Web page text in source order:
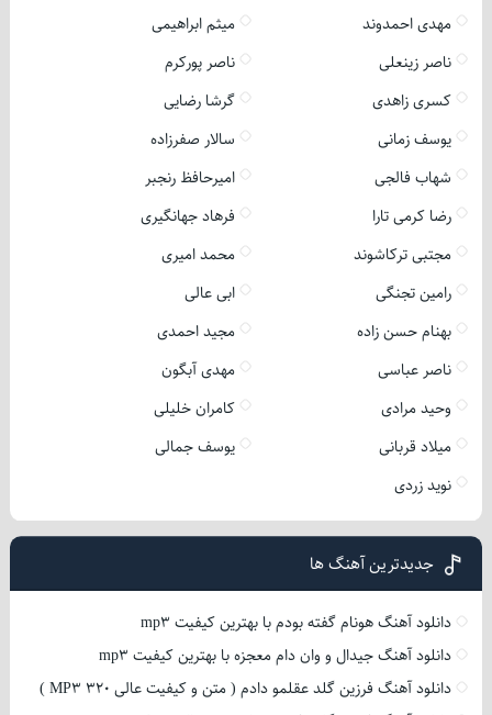
مهدی احمدوند
میثم ابراهیمی
ناصر زینعلی
ناصر پورکرم
کسری زاهدی
گرشا رضایی
یوسف زمانی
سالار صفرزاده
شهاب فالجی
امیرحافظ رنجبر
رضا کرمی تارا
فرهاد جهانگیری
مجتبی ترکاشوند
محمد امیری
رامین تجنگی
ابی عالی
بهنام حسن زاده
مجید احمدی
ناصر عباسی
مهدی آبگون
وحید مرادی
کامران خلیلی
میلاد قربانی
یوسف جمالی
نوید زردی
جدیدترین آهنگ ها
دانلود آهنگ هونام گفته بودم با بهترین کیفیت mp3
دانلود آهنگ جیدال و وان دام معجزه با بهترین کیفیت mp3
دانلود آهنگ فرزین گلد عقلمو دادم ( متن و کیفیت عالی 320 MP3 )